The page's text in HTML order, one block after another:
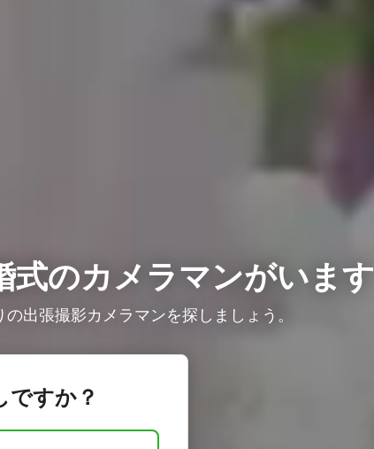
式のカメラマンがいます
出張撮影カメラマンを探しましょう。
ですか？